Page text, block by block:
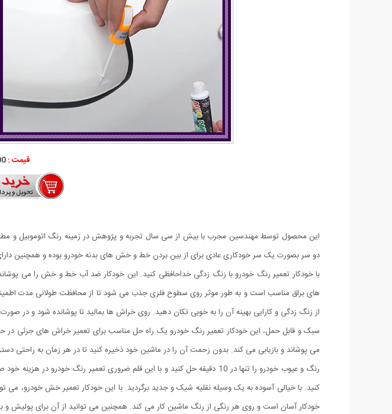
قیمت :
این محصول توسط مهندسین مجرب با بیش از سی سال تجربه و پژوهش در زمینه رنگ اتوموبیل و
دو سر بصورت یک سر خودکاری عادی برای از بین بردن خط و خش های بدنه خودرو بوده و
با خودکار تعمیر رنگ خودرو با زنگ زدگی خداحافظی کنید. این خودکار ضد آب خط و خش را می
های براق مناسب است و به طور موثر روی سطوح فلزی جذب می شود تا از محافظت طولانی مدت
از زنگ زدگی و کارایی بهینه آن را به خوبی تکان دهید. روی خراش ها بمالید تا پوشانده شود و در صورت
سبک و قابل حمل، این خودکار تعمیر رنگ خودرو یک راه حل مناسب برای تعمیر خراش های جزئی
می پوشاند و بازیابی می کند. بدون زحمت آن را در ماشین خود ذخیره کنید تا در هر زمان به راحتی
رنگ و عیوب خودرو را تنها در 10 دقیقه حل کنید و با این قلم ضروری تعمیر
کنید. با خیالی آسوده به یک وسیله نقلیه شیک و جدید برگردید. با این خودکار تعمیر خش خودرو، می
خودکار آسان است و روی هر رنگی از رنگ ماشین کار می کند. همچنین می توانید از آن برای پولیش و